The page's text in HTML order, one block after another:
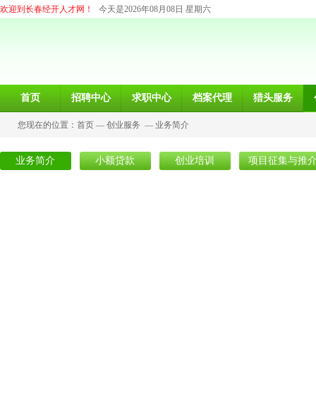
欢迎到长春经开人才网！ 今天是2026年08月08日 星期六
首页 招聘中心 求职中心 档案代理 猎头服务
您现在的位置： 首页 — 创业服务 — 业务简介
业务简介 小额贷款 创业培训 项目征集与推